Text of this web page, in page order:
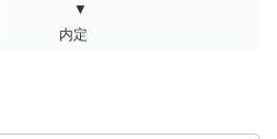
▼
内定